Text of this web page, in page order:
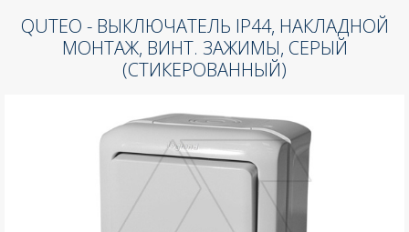
QUTEO - ВЫКЛЮЧАТЕЛЬ IP44, НАКЛАДНОЙ
МОНТАЖ, ВИНТ. ЗАЖИМЫ, СЕРЫЙ
(СТИКЕРОВАННЫЙ)